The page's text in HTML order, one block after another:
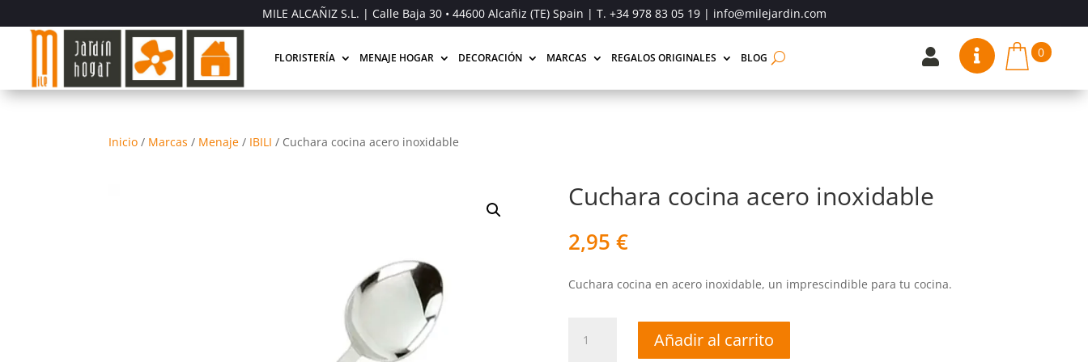
MILE ALCAÑIZ S.L. | Calle Baja 30 • 44600 Alcañiz (TE) Spain | T. +34 978 83 05 19| info@milejardin.com
FLORISTERÍA MENAJE HOGAR DECORACIÓN MARCAS REGALOS ORIGINALES BLOG   0
Inicio / Marcas / Menaje / IBILI / Cuchara cocina acero inoxidable
Cuchara cocina acero inoxidable
2,95 €
Cuchara cocina en acero inoxidable, un imprescindible para tu cocina.
cocina
Añadir al carrito